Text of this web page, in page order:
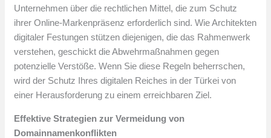
Unternehmen über die rechtlichen Mittel, die zum Schutz
ihrer Online-Markenpräsenz erforderlich sind. Wie Architekten
digitaler Festungen stützen diejenigen, die das Rahmenwerk
verstehen, geschickt die Abwehrmaßnahmen gegen
potenzielle Verstöße. Wenn Sie diese Regeln beherrschen,
wird der Schutz Ihres digitalen Reiches in der Türkei von
einer Herausforderung zu einem erreichbaren Ziel.
Effektive Strategien zur Vermeidung von
Domainnamenkonflikten